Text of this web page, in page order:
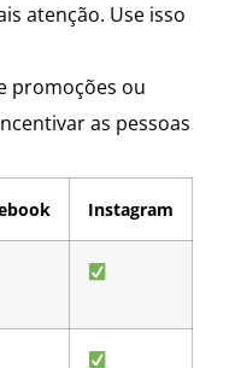
atenção. Use isso
promoções ou
as pessoas
Instagram